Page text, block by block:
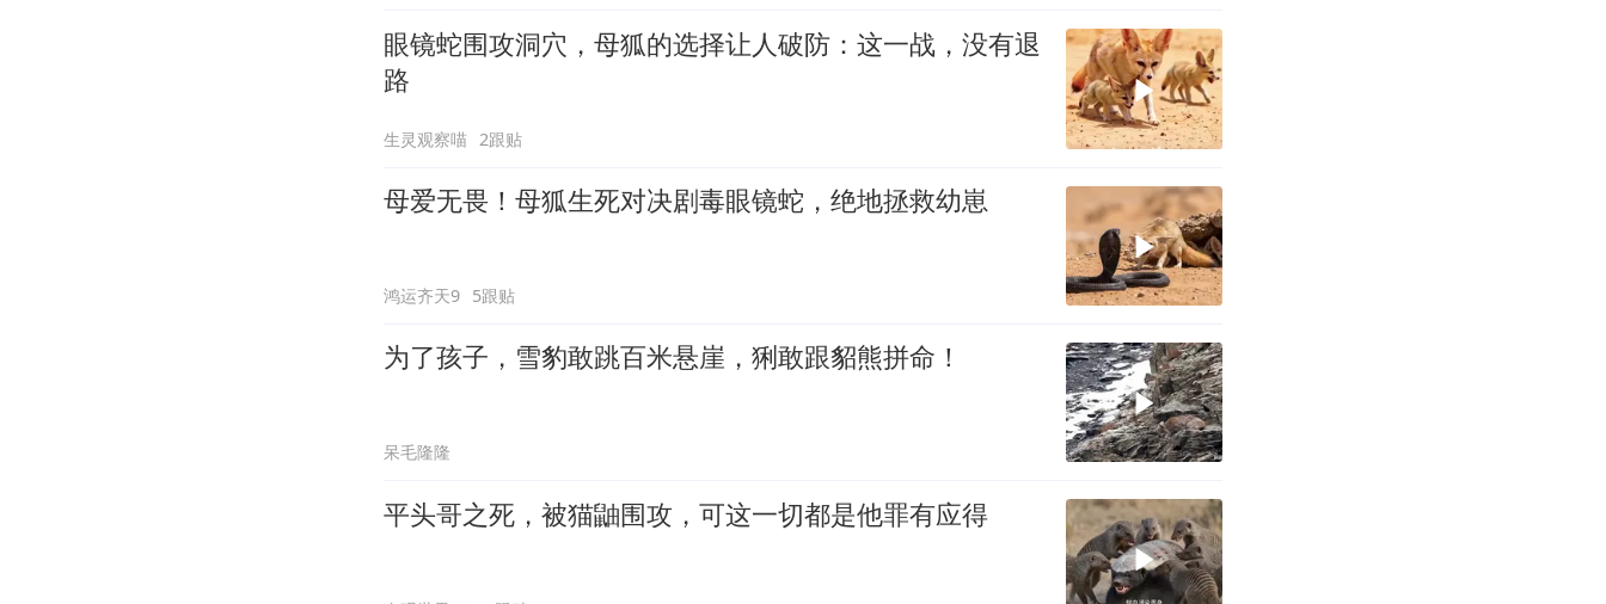
眼镜蛇围攻洞穴，母狐的选择让人破防：这一战，没有退
路
生灵观察喵 2跟贴
母爱无畏！母狐生死对决剧毒眼镜蛇，绝地拯救幼崽
鸿运齐天9 5跟贴
为了孩子，雪豹敢跳百米悬崖，猁敢跟貂熊拼命！
呆毛隆隆
平头哥之死，被猫鼬围攻，可这一切都是他罪有应得